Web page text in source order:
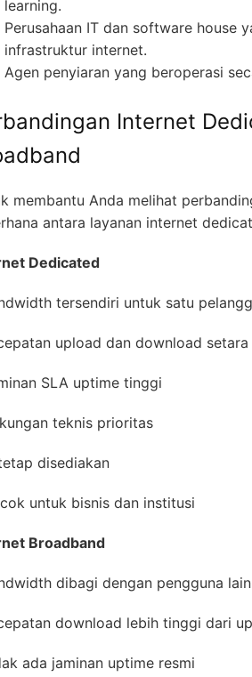
learning.
Perusahaan IT dan software house
infrastruktur internet.
Agen penyiaran yang beroperasi
Internet
membantu Anda melihat
antara layanan internet
Dedicated
tersendiri untuk satu
upload dan download setara
SLA uptime tinggi
teknis prioritas
disediakan
untuk bisnis dan institusi
Broadband
dibagi dengan pengguna lain
download lebih tinggi dari
ada jaminan uptime resmi